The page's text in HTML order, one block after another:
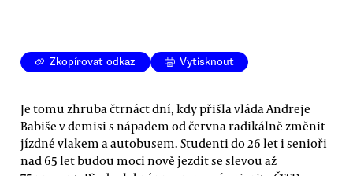
Zkopírovat odkaz Vytisknout
Je tomu zhruba čtrnáct dní, kdy přišla vláda Andreje
Babiše v demisi s nápadem od června radikálně změnit
jízdné vlakem a autobusem. Studenti do 26 let i senioři
nad 65 let budou moci nově jezdit se slevou až